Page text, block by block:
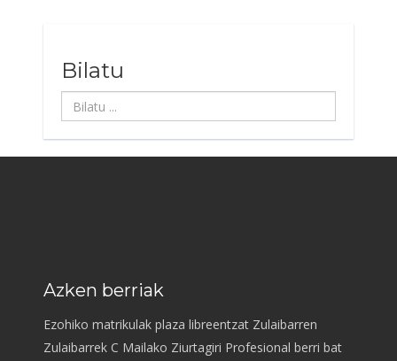
Bilatu
Bilatu
...
Azken berriak
Ezohiko matrikulak plaza libreentzat Zulaibarren
Zulaibarrek C Mailako Ziurtagiri Profesional berri bat